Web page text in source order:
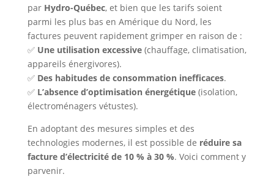
par Hydro-Québec, et bien que les tarifs soient
parmi les plus bas en Amérique du Nord, les
factures peuvent rapidement grimper en raison de :
✅ Une utilisation excessive(chauffage, climatisation,
appareils énergivores).
✅ Des habitudes de consommation inefficaces.
✅ L’absence d’optimisation énergétique(isolation,
électroménagers vétustes).
En adoptant des mesures simples et des
technologies modernes, il est possible de réduire sa
facture d’électricité de 10 % à 30 %. Voici comment y
parvenir.